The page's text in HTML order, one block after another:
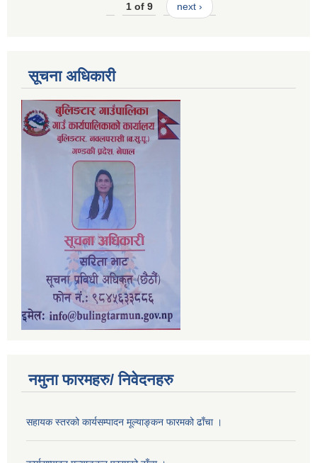
1 of 9 next ›
सूचना अधिकारी
नमुना फारमहरु/ निवेदनहरु
सहायक स्तरको कार्यसम्पादन मूल्याङ्कन फारमको ढाँचा ।